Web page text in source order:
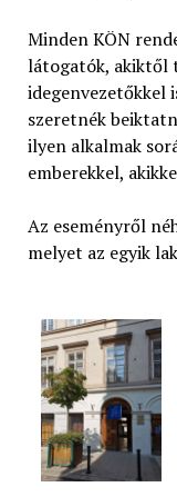
Minden KÖN
látogatók, akiktől
idegenvezetőkkel
szeretnék
ilyen alkalmak
emberekkel,
Az eseményről
melyet az egyik